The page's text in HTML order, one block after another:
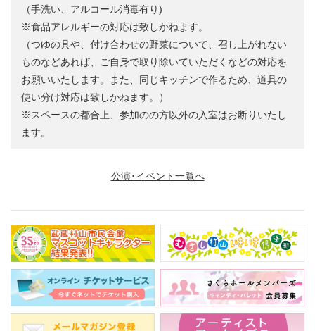
（手洗い、アルコール消毒有り)
※食品アレルギーの対応は致しかねます。
（つゆの具や、付け合わせの野菜について、召し上がれない
ものなどあれば、ご自身で取り除いていただくなどの対応を
お願いいたします。また、同じキッチンで作るため、道具の
使い分け対応は致しかねます。）
※スペースの都合上、参加のの方以外の入室はお断りいたし
ます。
公演･イベント一覧へ